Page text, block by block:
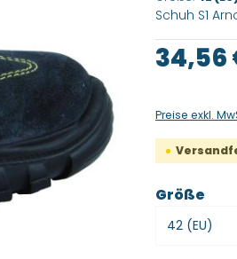
Schuh S1
Regulärer
34,56
Preise exkl.
Größe